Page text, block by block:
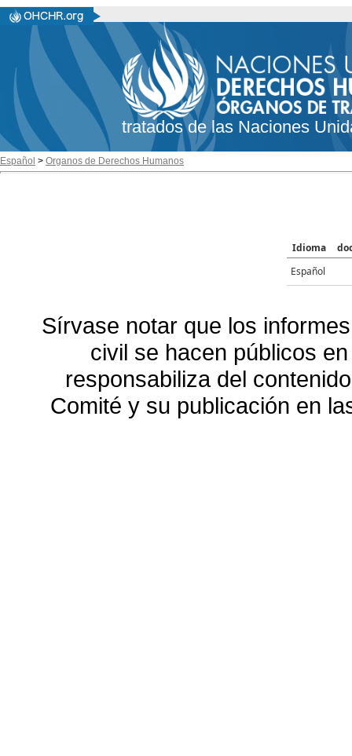
tratados de las Naciones
Español > Organos de Derechos Humanos
Idioma
Español
Sírvase notar que los
civil se hacen públicos
responsabiliza del
Comité y su publicación en